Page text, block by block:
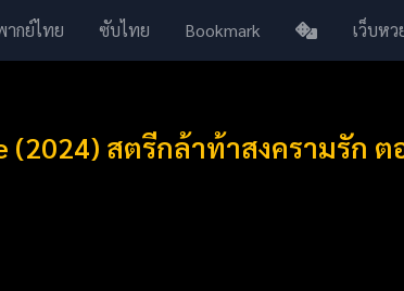
ากย์ไทย ซับไทย Bookmark เว็บหว
(2024) สตรีกล้าท้าสงครามรัก